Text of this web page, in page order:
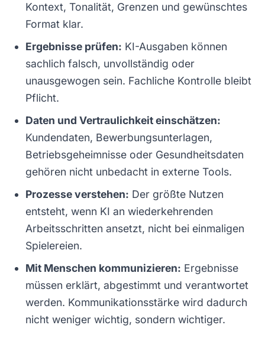
Kontext, Tonalität, Grenzen und gewünschtes
Format klar.
Ergebnisse prüfen: KI-Ausgaben können
sachlich falsch, unvollständig oder
unausgewogen sein. Fachliche Kontrolle bleibt
Pflicht.
Daten und Vertraulichkeit einschätzen:
Kundendaten, Bewerbungsunterlagen,
Betriebsgeheimnisse oder Gesundheitsdaten
gehören nicht unbedacht in externe Tools.
Prozesse verstehen: Der größte Nutzen
entsteht, wenn KI an wiederkehrenden
Arbeitsschritten ansetzt, nicht bei einmaligen
Spielereien.
Mit Menschen kommunizieren: Ergebnisse
müssen erklärt, abgestimmt und verantwortet
werden. Kommunikationsstärke wird dadurch
nicht weniger wichtig, sondern wichtiger.